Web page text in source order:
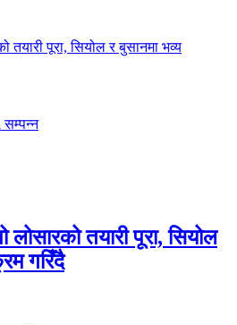
तयारी पूरा, सियोल र बुसानमा भव्य
सम्पन्न
लोसारको तयारी पूरा, सियोल
गरिँदै